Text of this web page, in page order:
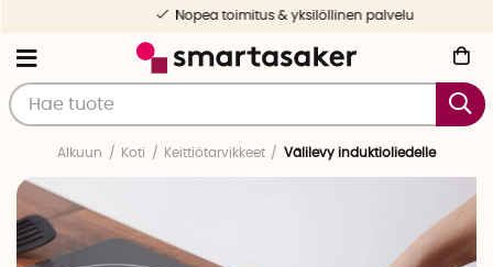
Nopea toimitus & yksilöllinen palvelu
Alkuun Koti Keittiötarvikkeet Välilevy induktioliedelle